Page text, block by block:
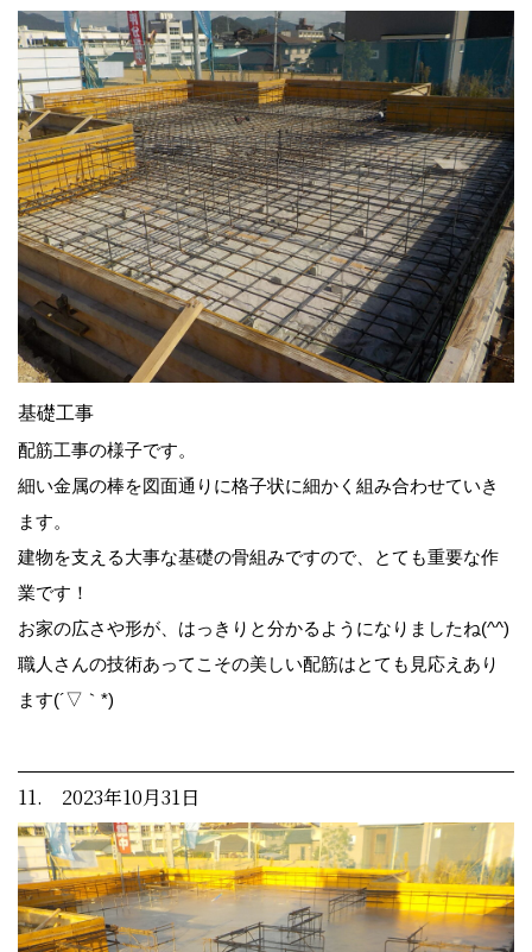
基礎工事
配筋工事の様子です。
細い金属の棒を図面通りに格子状に細かく組み合わせていき
ます。
建物を支える大事な基礎の骨組みですので、とても重要な作
業です！
お家の広さや形が、はっきりと分かるようになりましたね(^^)
職人さんの技術あってこその美しい配筋はとても見応えあり
ます(´▽｀*)
11. 2023年10月31日